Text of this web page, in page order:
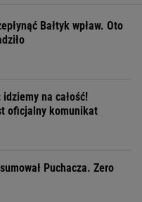
Bałtyk wpław. Oto
na całość!
oficjalny komunikat
Puchacza. Zero